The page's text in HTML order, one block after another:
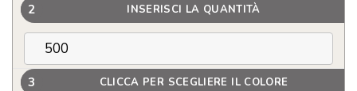
2 INSERISCI LA QUANTITÀ
3 CLICCA PER SCEGLIERE IL COLORE